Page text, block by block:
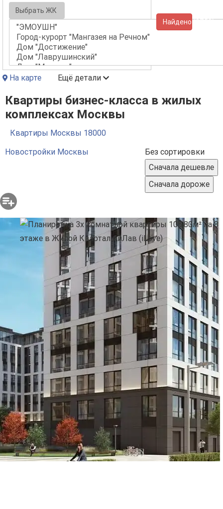
Выбрать ЖК
Найдено (9759)
На карте Ещё детали
Квартиры бизнес-класса в жилых
комплексах Москвы
Квартиры Москвы 18000
Новостройки Москвы
Без сортировки